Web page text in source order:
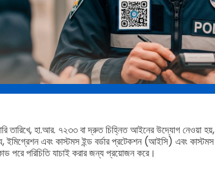
তারিখে, হা.আর. ৭২৩৩ বা দ্রুত চিহ্নিত আইনের উদ্যোগ নেওয়া
এবং কাস্টমস ইন্ড বর্ডার প্রটেকশন (আইসি) এবং কাস্টমস
পরে পরিচিতি যাচাই করার জন্য প্রয়োজন করে।